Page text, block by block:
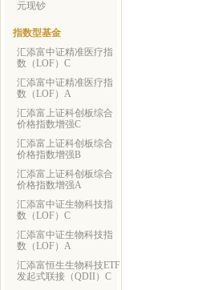
元现钞
指数型基金
汇添富中证精准医疗指
数（LOF）C
汇添富中证精准医疗指
数（LOF）A
汇添富上证科创板综合
价格指数增强C
汇添富上证科创板综合
价格指数增强B
汇添富上证科创板综合
价格指数增强A
汇添富中证生物科技指
数（LOF）C
汇添富中证生物科技指
数（LOF）A
汇添富恒生生物科技ETF
发起式联接（QDII）C